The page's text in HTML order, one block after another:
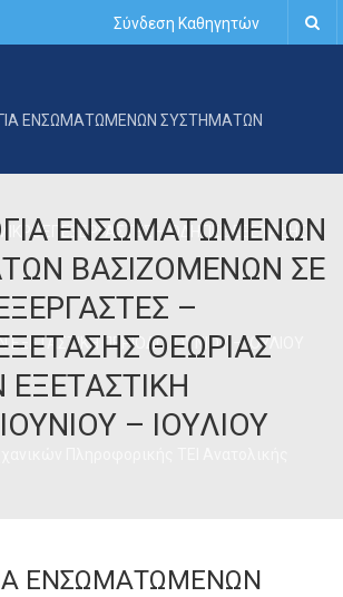
Σύνδεση Καθηγητών
ΕΝΣΩΜΑΤΩΜΕΝΩΝ
ΒΑΣΙΖΟΜΕΝΩΝ ΣΕ
–
ΘΕΩΡΙΑΣ
– ΙΟΥΛΙΟΥ
ΕΝΣΩΜΑΤΩΜΕΝΩΝ